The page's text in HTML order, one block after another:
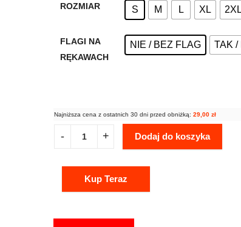
ROZMIAR S M L XL 2XL
FLAGI NA
RĘKAWACH
NIE / BEZ FLAG TAK /
Najniższa cena z ostatnich 30 dni przed obniżką: 29,00 zł
Dodaj do koszyka
Kup Teraz